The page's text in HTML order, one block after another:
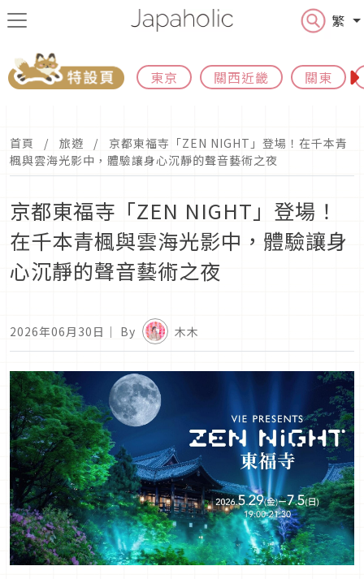
繁
東京 關西近畿 關東
首頁 旅遊
京都東福寺「ZEN NIGHT」登場！在千本青
楓與雲海光影中，體驗讓身心沉靜的聲音藝術之夜
京都東福寺「ZEN NIGHT」登場！
在千本青楓與雲海光影中，體驗讓身
心沉靜的聲音藝術之夜
2026年06月30日 ｜ By 木木